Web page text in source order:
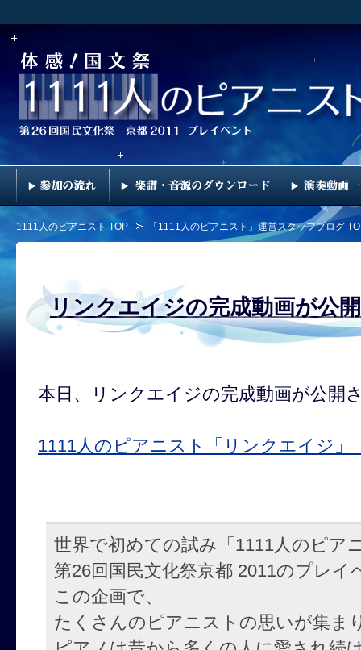
1111人のピアニスト TOP 「1111人のピアニスト」運営スタッフブログ
リンクエイジの完成動画が公
本日、リンクエイジの完成動画が公開
1111人のピアニスト「リンクエイジ
世界で初めての試み「1111人のピア
第26回国民文化祭京都 2011のプレ
この企画で、
たくさんのピアニストの思いが集ま